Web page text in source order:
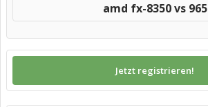
amd fx-8350 vs 965
Jetzt registrieren!